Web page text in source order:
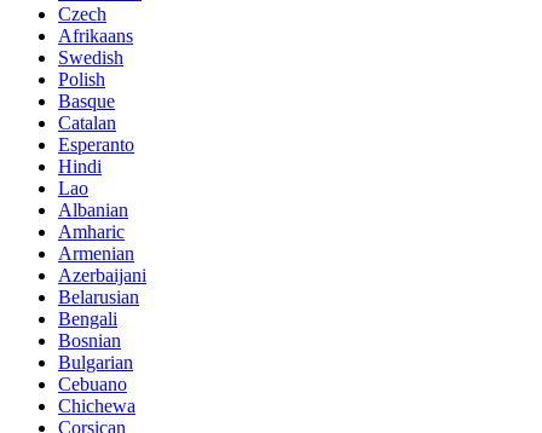
Czech
Afrikaans
Swedish
Polish
Basque
Catalan
Esperanto
Hindi
Lao
Albanian
Amharic
Armenian
Azerbaijani
Belarusian
Bengali
Bosnian
Bulgarian
Cebuano
Chichewa
Corsican